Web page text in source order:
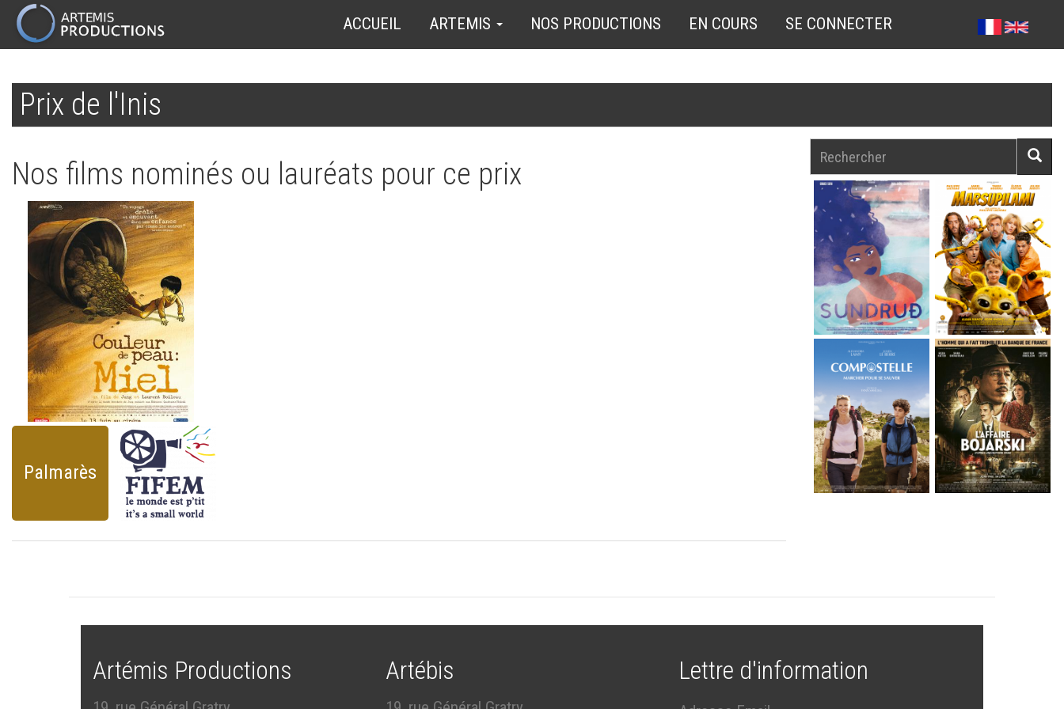
contenu
principal
MAIN
NAVIGATION
ACCUEIL ARTEMIS NOS PRODUCTIONS EN COURS SE CONNECTER
Prix de l'Inis
Nos films nominés ou lauréats pour ce prix
Palmarès
Artémis Productions Artébis Lettre d'information